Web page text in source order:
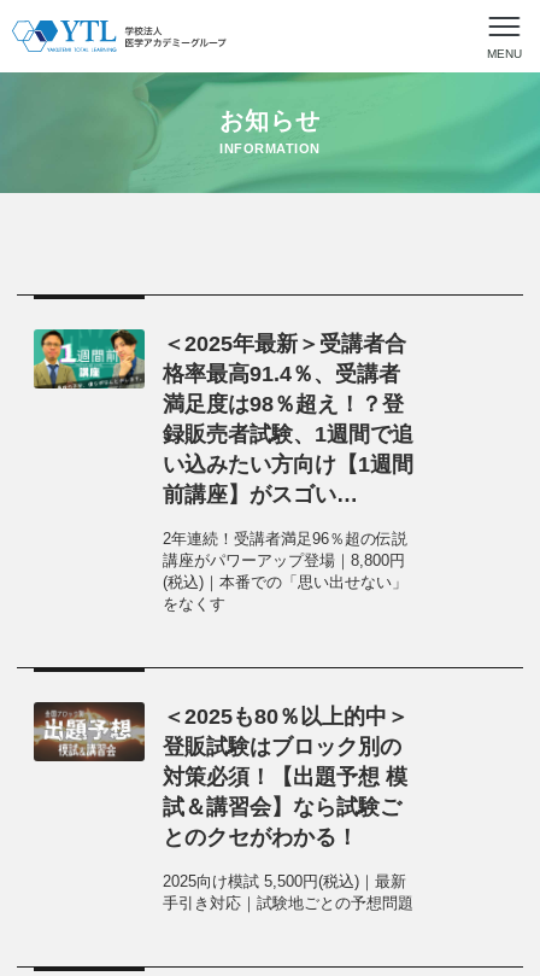
MENU
お知らせ
INFORMATION
＜2025年最新＞受講者合
格率最高91.4％、受講者
満足度は98％超え！？登
録販売者試験、1週間で追
い込みたい方向け【1週間
前講座】がスゴい…
2年連続！受講者満足96％超の伝説
講座がパワーアップ登場｜8,800円
(税込)｜本番での「思い出せない」
をなくす
＜2025も80％以上的中＞
登販試験はブロック別の
対策必須！【出題予想 模
試＆講習会】なら試験ご
とのクセがわかる！
2025向け模試 5,500円(税込)｜最新
手引き対応｜試験地ごとの予想問題